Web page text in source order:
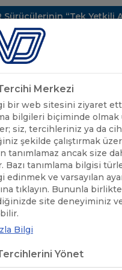
“Tek Yetkili
SEKTÖREL
ÖNEMLİ DUYURULAR /
Merkezi
bir web sitesini ziyaret
bilgileri biçiminde
siz, tercihleriniz ya da
şekilde çalıştırmak
tanımlamaz ancak size
Bazı tanımlama bilgisi
edinmek ve varsayılan
tıklayın. Bununla
site deneyiminiz
Bilgi
Yönet